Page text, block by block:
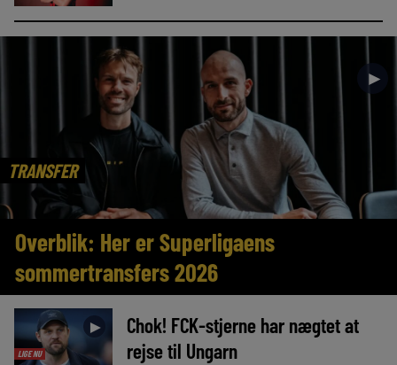
TRANSFER
►
Overblik: Her er Superligaens
sommertransfers 2026
LIGE NU
►
Chok! FCK-stjerne har nægtet at
rejse til Ungarn